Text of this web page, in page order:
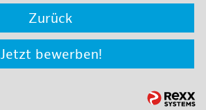
Zurück
Jetzt bewerben!